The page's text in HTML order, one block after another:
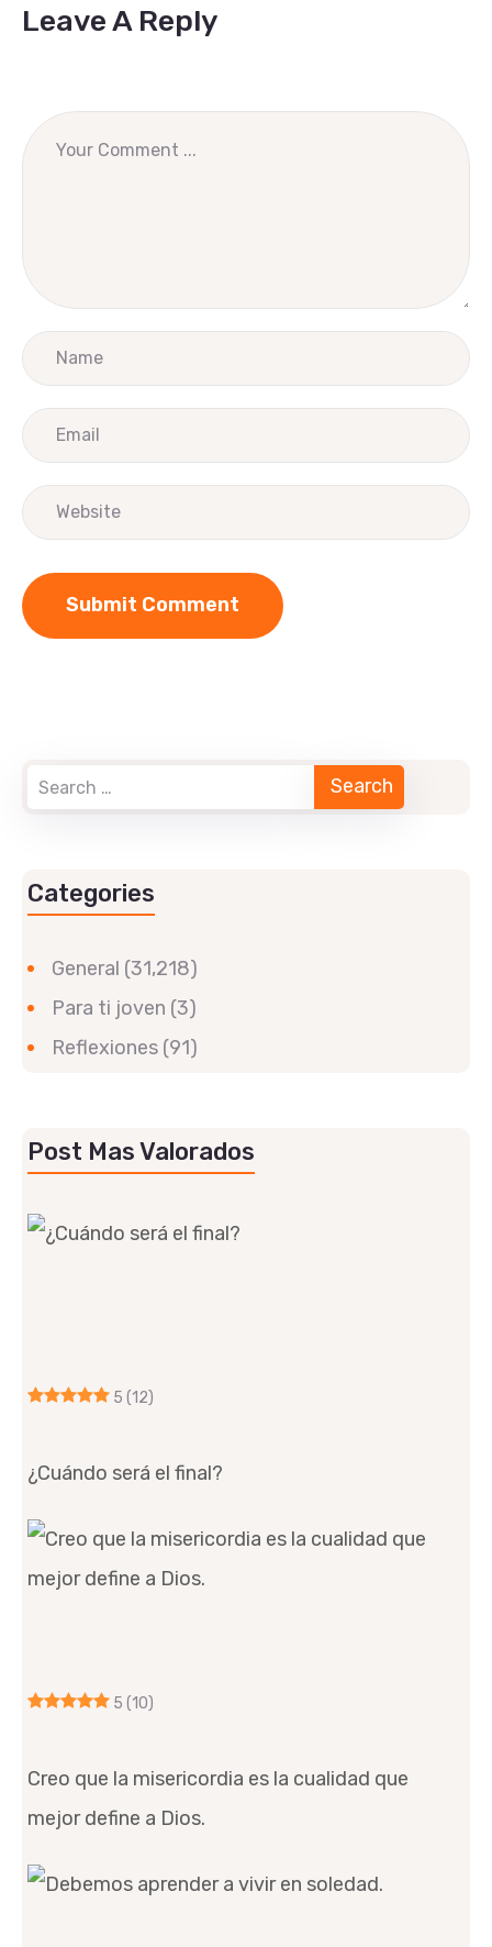
Leave A Reply
Categories
General (31,218)
Para ti joven (3)
Reflexiones (91)
Post Mas Valorados
5 (12)
¿Cuándo será el final?
5 (10)
Creo que la misericordia es la cualidad que
mejor define a Dios.